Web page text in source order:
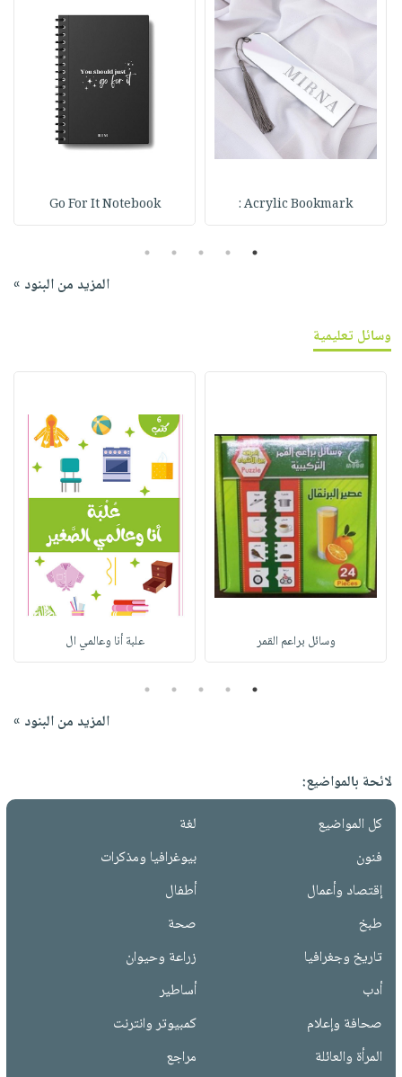
Acrylic Bookmark :
Go For It Notebook
1
2
3
4
5
المزيد من البنود »
وسائل تعليمية
وسائل براعم القمر علبة أنا وعالمي ال
1
2
3
4
5
المزيد من البنود »
لائحة بالمواضيع:
كل المواضيع
لغة
فنون
بيوغرافيا ومذكرات
إقتصاد وأعمال
أطفال
طبخ
صحة
تاريخ وجغرافيا
زراعة وحيوان
أدب
أساطير
صحافة وإعلام
كمبيوتر وانترنت
المرأة والعائلة
مراجع